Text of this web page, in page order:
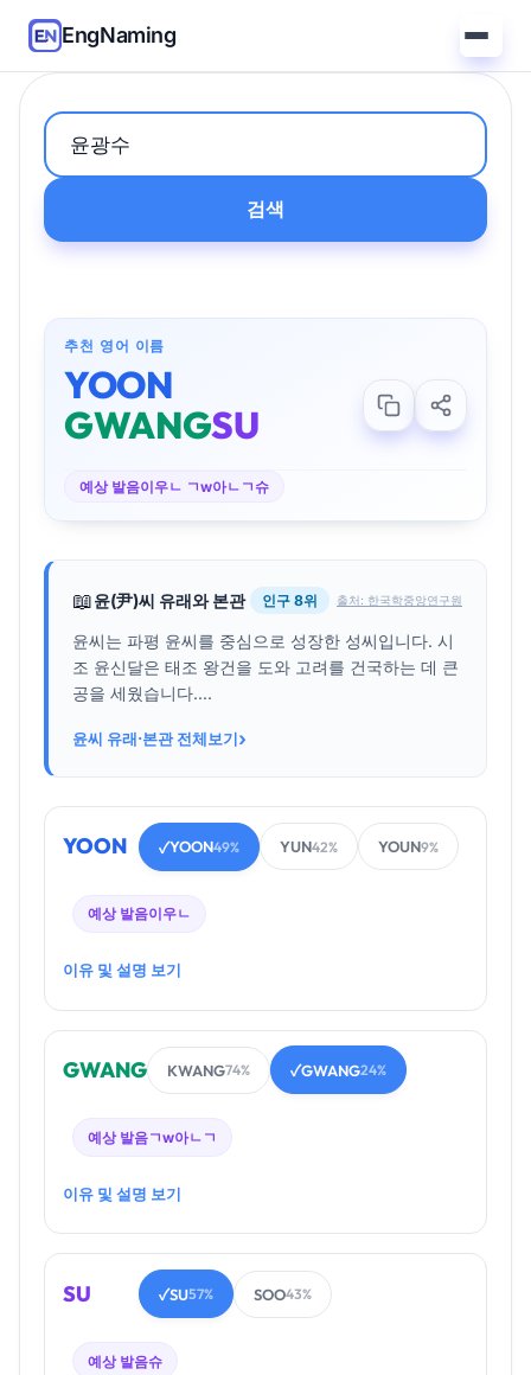
EngNaming
검색
추천 영어 이름
YOON
GWANGSU
예상 발음이우ㄴ ㄱw아ㄴㄱ슈
📖윤(尹)씨 유래와 본관 인구 8위 출처: 한국학중앙연구원
윤씨는 파평 윤씨를 중심으로 성장한 성씨입니다. 시
조 윤신달은 태조 왕건을 도와 고려를 건국하는 데 큰
공을 세웠습니다....
윤씨 유래·본관 전체보기›
YOON ✓YOON49% YUN42% YOUN9%
예상 발음이우ㄴ
이유 및 설명 보기
GWANG KWANG74% ✓GWANG24%
예상 발음ㄱw아ㄴㄱ
이유 및 설명 보기
SU ✓SU57% SOO43%
예상 발음슈